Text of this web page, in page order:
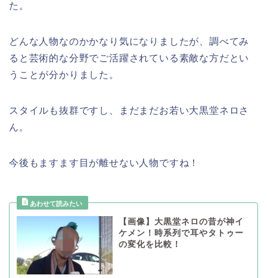
た。
どんな人物なのかかなり気になりましたが、調べてみ
ると芸術的な分野でご活躍されている素敵な方だとい
うことが分かりました。
スタイルも抜群ですし、まだまだお若い大黒堂ネロさ
ん。
今後もますます目が離せない人物ですね！
【画像】大黒堂ネロの昔が神イ
ケメン！時系列で耳やタトゥー
の変化を比較！